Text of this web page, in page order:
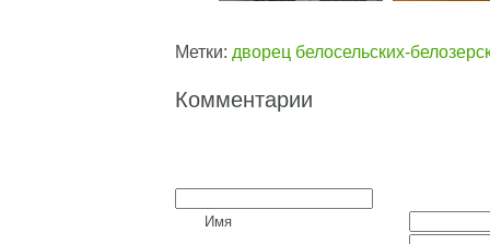
Метки: дворец белосельских-
Комментарии
Имя